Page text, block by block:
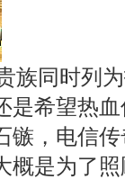
同时列
是希望热
镞，电信
概是为了